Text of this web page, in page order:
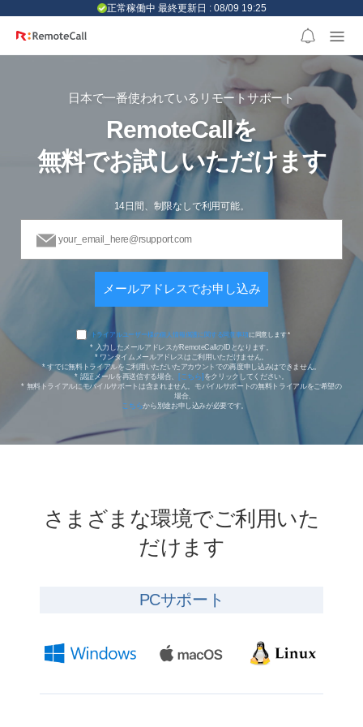
正常稼働中 最終更新日 : 08/09 19:25
日本で一番使われているリモートサポート
RemoteCallを
無料でお試しいただけます
14日間、制限なしで利用可能。
トライアルユーザー様の個人情報保護に関する同意事項に同意します*
* 入力したメールアドレスがRemoteCallのIDとなります。
* ワンタイムメールアドレスはご利用いただけません。
* すでに無料トライアルをご利用いただいたアカウントでの再度申し込みはできません。
* 認証メールを再送信する場合、
[こちら] をクリックしてください。
* 無料トライアルにモバイルサポートは含まれません。モバイルサポートの無料トライアルをご希望の
場合、
こちらから別途お申し込みが必要です。
さまざまな環境でご利用いた
だけます
PCサポート